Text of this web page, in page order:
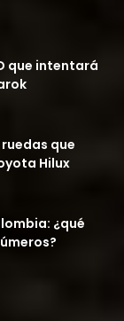
que intentará
que
Hilux
¿qué